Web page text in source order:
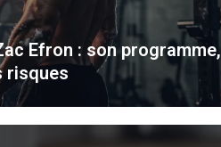
Efron : son programme,
risques